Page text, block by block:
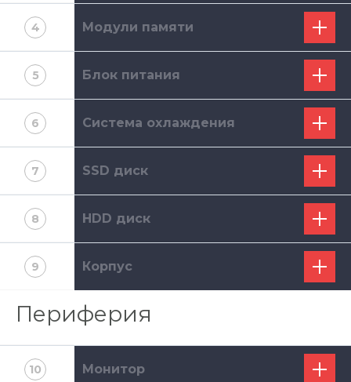
4 Модули памяти
5 Блок питания
6 Система охлаждения
7 SSD диск
8 HDD диск
9 Корпус
Периферия
10 Монитор